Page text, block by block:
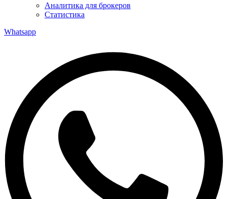
Аналитика для брокеров
Статистика
Whatsapp